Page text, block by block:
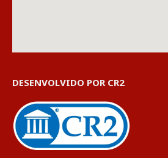
DESENVOLVIDO POR CR2